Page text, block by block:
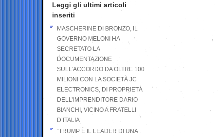
Leggi gli ultimi articoli
inseriti
MASCHERINE DI BRONZO, IL
GOVERNO MELONI HA
SECRETATO LA
DOCUMENTAZIONE
SULL’ACCORDO DA OLTRE 100
MILIONI CON LA SOCIETÀ JC
ELECTRONICS, DI PROPRIETÀ
DELL’IMPRENDITORE DARIO
BIANCHI, VICINO A FRATELLI
D’ITALIA
“TRUMP È IL LEADER DI UNA